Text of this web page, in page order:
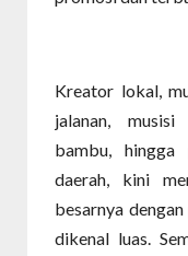
Kreator lokal,
jalanan,
bambu,
daerah, kini
besarnya
dikenal luas.